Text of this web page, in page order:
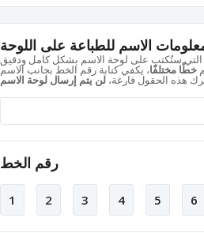
الاسم للطباعة على اللوحة
خطًا مختلفًا
هذه الحقول فارغة،لن يتم إرسال لوحة الاسم
رقم الخط
1 2 3 4 5 6